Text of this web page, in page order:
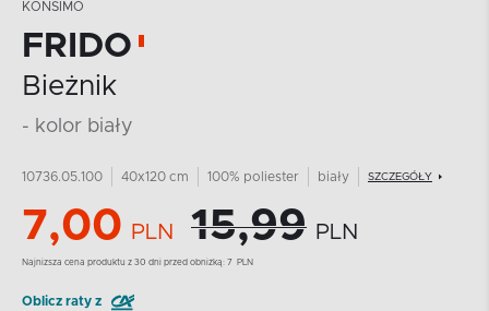
KONSIMO
FRIDO
Bieżnik
- kolor biały
10736.05.100 40x120 cm 100% poliester biały SZCZEGÓŁY
7,00 PLN 15,99 PLN
Najnizsza cena produktu z 30 dni przed obniżką: 7 PLN
Oblicz raty z